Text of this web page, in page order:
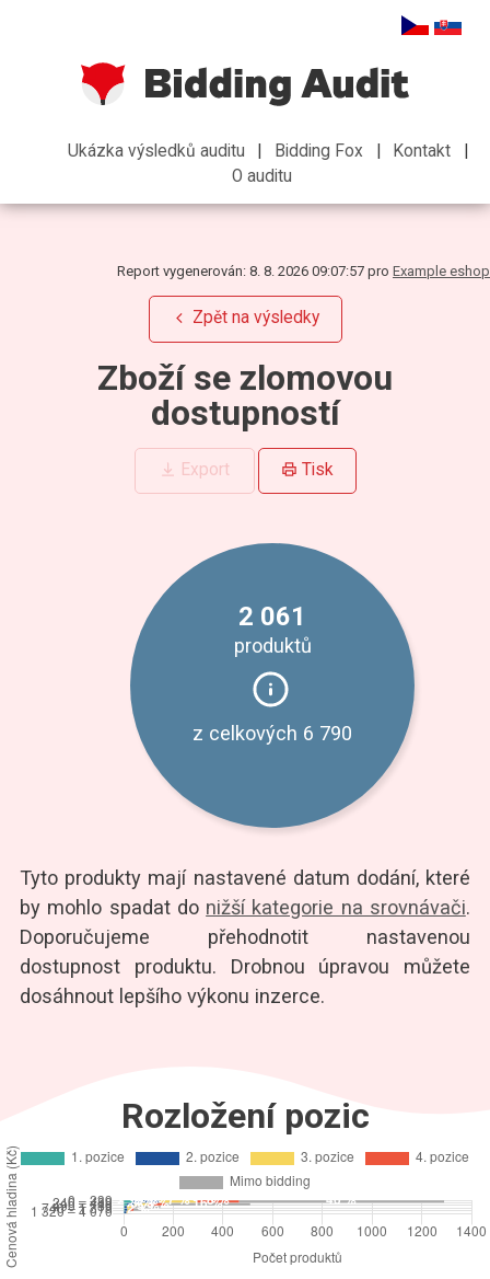
Ukázka výsledků auditu Bidding Fox
Kontakt
O auditu
Report vygenerován: 8. 8. 2026 09:07:57 pro Example eshop
Zpět na výsledky
Zboží se zlomovou
dostupností
Export Tisk
2 061
produktů
z celkových 6 790
Tyto produkty mají nastavené datum dodání, které
by mohlo spadat do nižší kategorie na srovnávači.
Doporučujeme přehodnotit nastavenou
dostupnost produktu. Drobnou úpravou můžete
dosáhnout lepšího výkonu inzerce.
Rozložení pozic